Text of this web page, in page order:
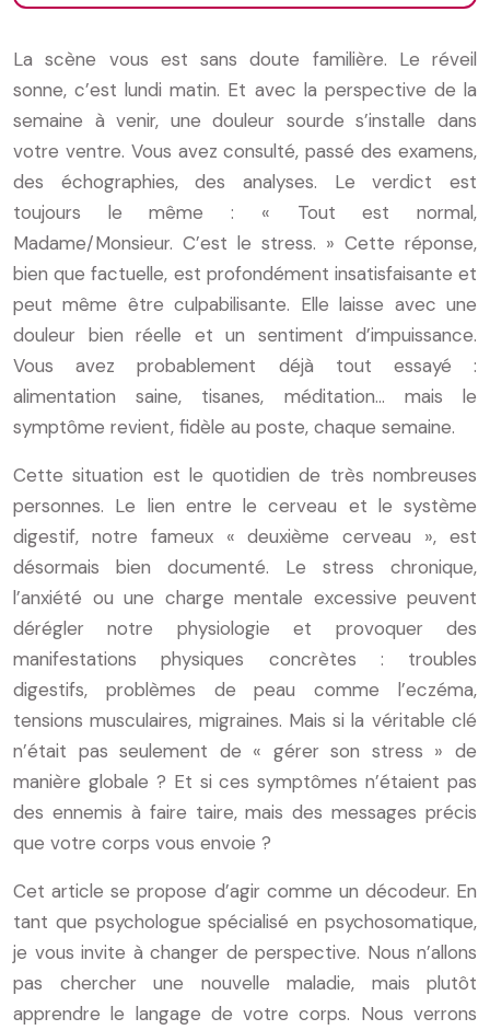
La scène vous est sans doute familière. Le réveil
sonne, c’est lundi matin. Et avec la perspective de la
semaine à venir, une douleur sourde s’installe dans
votre ventre. Vous avez consulté, passé des examens,
des échographies, des analyses. Le verdict est
toujours le même : « Tout est normal,
Madame/Monsieur. C’est le stress. » Cette réponse,
bien que factuelle, est profondément insatisfaisante et
peut même être culpabilisante. Elle laisse avec une
douleur bien réelle et un sentiment d’impuissance.
Vous avez probablement déjà tout essayé :
alimentation saine, tisanes, méditation… mais le
symptôme revient, fidèle au poste, chaque semaine.
Cette situation est le quotidien de très nombreuses
personnes. Le lien entre le cerveau et le système
digestif, notre fameux « deuxième cerveau », est
désormais bien documenté. Le stress chronique,
l’anxiété ou une charge mentale excessive peuvent
dérégler notre physiologie et provoquer des
manifestations physiques concrètes : troubles
digestifs, problèmes de peau comme l’eczéma,
tensions musculaires, migraines. Mais si la véritable clé
n’était pas seulement de « gérer son stress » de
manière globale ? Et si ces symptômes n’étaient pas
des ennemis à faire taire, mais des messages précis
que votre corps vous envoie ?
Cet article se propose d’agir comme un décodeur. En
tant que psychologue spécialisé en psychosomatique,
je vous invite à changer de perspective. Nous n’allons
pas chercher une nouvelle maladie, mais plutôt
apprendre le langage de votre corps. Nous verrons